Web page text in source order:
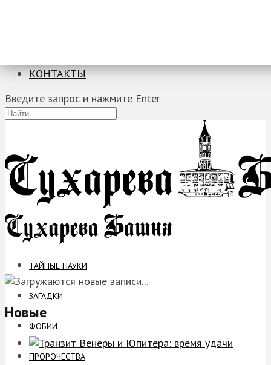
КОНТАКТЫ
Введите запрос и нажмите Enter
ТАЙНЫЕ НАУКИ
ЗАГАДКИ
ФОБИИ
ПРОРОЧЕСТВА
Новые